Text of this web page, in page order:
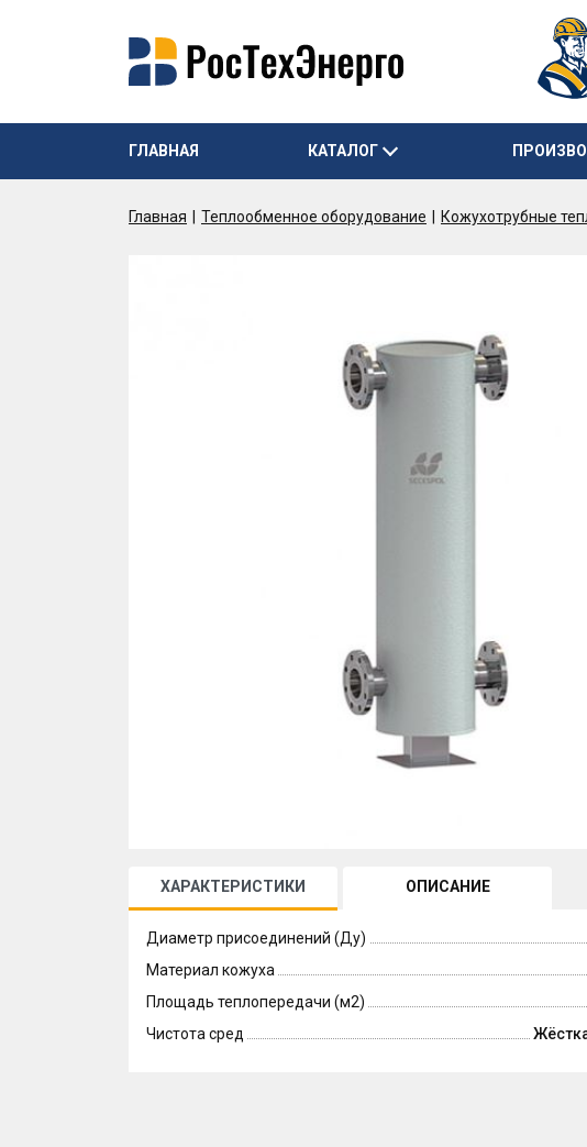
ГЛАВНАЯ КАТАЛОГ
Главная Теплообменное оборудование Кожухотрубные
ХАРАКТЕРИСТИКИ ОПИСАНИЕ
Диаметр присоединений (Ду)
Материал кожуха
Площадь теплопередачи (м2)
Чистота сред